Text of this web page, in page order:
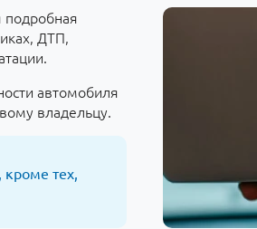
подробная
ДТП,
автомобиля
владельцу.
тех,